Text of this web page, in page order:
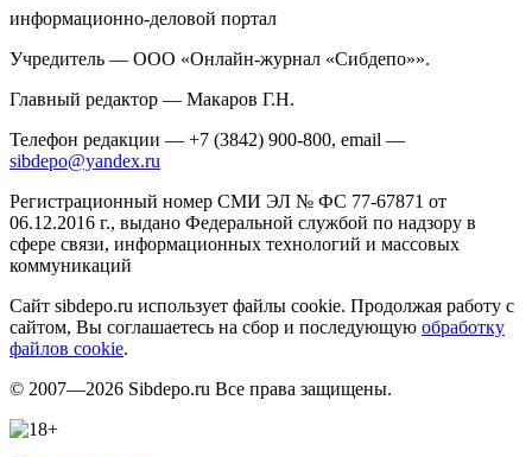
информационно-деловой портал
Учредитель — ООО «Онлайн-журнал «Сибдепо»».
Главный редактор — Макаров Г.Н.
Телефон редакции — +7 (3842) 900-800, email —
sibdepo@yandex.ru
Регистрационный номер СМИ ЭЛ № ФС 77-67871 от
06.12.2016 г., выдано Федеральной службой по надзору в
сфере связи, информационных технологий и массовых
коммуникаций
Сайт sibdepo.ru использует файлы cookie. Продолжая работу с
сайтом, Вы соглашаетесь на сбор и последующую обработку
файлов cookie.
© 2007—2026 Sibdepo.ru Все права защищены.